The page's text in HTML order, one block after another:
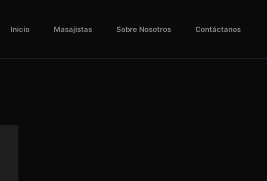
Inicio Masajistas Sobre Nosotros Contáctanos